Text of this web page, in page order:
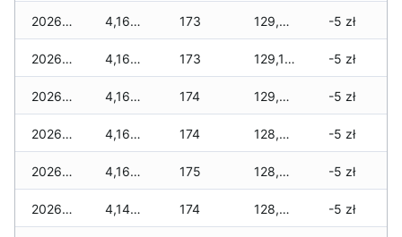
2026-01-19 4,160 zł 173 129,349 zł -5 zł
2026-01-18 4,160 zł 173 129,133 zł -5 zł
2026-01-17 4,160 zł 174 129,065 zł -5 zł
2026-01-16 4,160 zł 174 128,901 zł -5 zł
2026-01-15 4,168 zł 175 128,839 zł -5 zł
2026-01-14 4,148 zł 174 128,641 zł -5 zł